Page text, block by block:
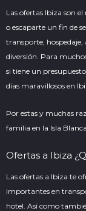
Las ofertas Ibiza son
o escaparte un fin de
transporte, hospedaje,
diversión. Para
si tiene un
días maravillosos en
Por estas y muchas
familia en la Isla
Ofertas a Ibiza
Las ofertas a Ibiza te
importantes en
hotel. Así como